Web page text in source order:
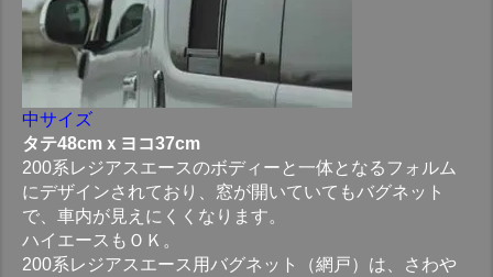
中サイズ
タテ48cmｘヨコ37cm
200系レジアスエースのボディーと一体となるフォルム
にデザインされており、窓が開いていてもバグネット
で、車内が見えにくくなります。
ハイエースもＯＫ。
200系レジアスエース用バグネット（網戸）は、さわや